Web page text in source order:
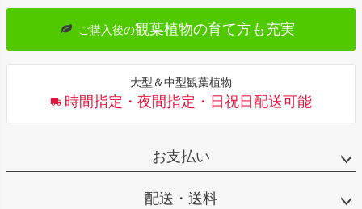
ご購入後の観葉植物の育て方も充実
大型＆中型観葉植物
時間指定・夜間指定・日祝日配送可能
お支払い
配送・送料